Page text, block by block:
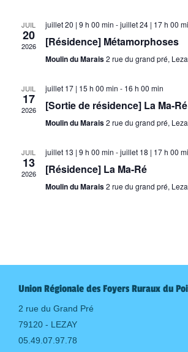
JUIL
20
2026
juillet 20 | 9 h 00 min -juillet 24 | 17 h 00
[Résidence] Métamorphoses
Moulin du Marais2 rue du grand pré,
JUIL
17
2026
juillet 17 | 15 h 00 min - 16 h 00 min
[Sortie de résidence] La Ma-Ré
Moulin du Marais2 rue du grand pré,
JUIL
13
2026
juillet 13 | 9 h 00 min -juillet 18 | 17 h 00
[Résidence] La Ma-Ré
Moulin du Marais2 rue du grand pré,
Union Régionale des Foyers Ruraux du
2 rue du Grand Pré
79120 - LEZAY
05.49.07.97.78